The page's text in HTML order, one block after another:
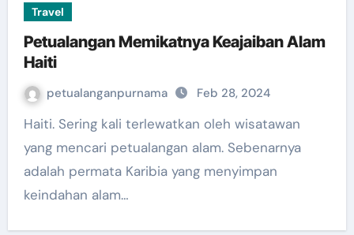
Travel
Petualangan Memikatnya Keajaiban Alam
Haiti
petualanganpurnama Feb 28, 2024
Haiti. Sering kali terlewatkan oleh wisatawan
yang mencari petualangan alam. Sebenarnya
adalah permata Karibia yang menyimpan
keindahan alam…